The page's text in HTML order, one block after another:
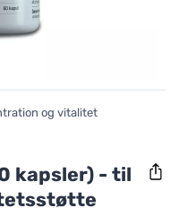
og vitalitet
kapsler) - til